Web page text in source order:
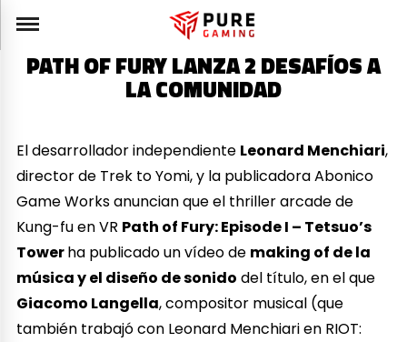
PATH OF FURY LANZA 2 DESAFÍOS A
LA COMUNIDAD
El desarrollador independiente Leonard Menchiari,
director de Trek to Yomi, y la publicadora Abonico
Game Works anuncian que el thriller arcade de
Kung-fu en VR Path of Fury: Episode I – Tetsuo’s
Towerha publicado un vídeo de making of de la
música y el diseño de sonido del título, en el que
Giacomo Langella, compositor musical (que
también trabajó con Leonard Menchiari en RIOT: